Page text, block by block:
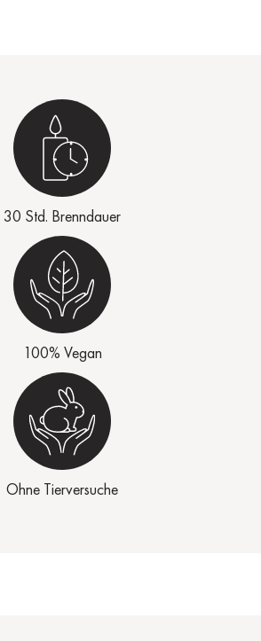
30 Std. Brenndauer
100% Vegan
Ohne Tierversuche